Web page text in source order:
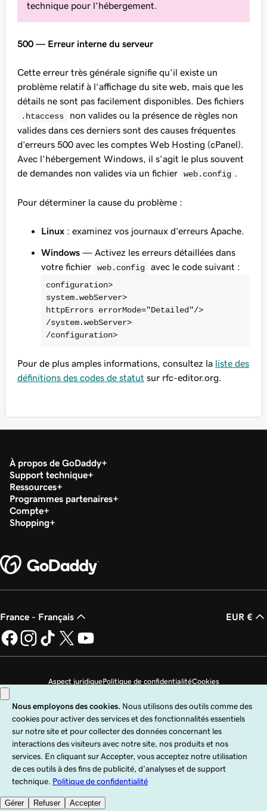
technique pour l’hébergement.
500 — Erreur interne du serveur
Cette erreur très générale signifie qu’il existe un
problème relatif à l’affichage du site web, mais que les
détails ne sont pas facilement disponibles. Des fichiers
.htaccess
non valides ou la présence de règles non
valides dans ces derniers sont des causes fréquentes
d’erreurs 500 avec les comptes Web Hosting (cPanel).
Avec l’hébergement Windows, il s’agit le plus souvent
de demandes non valides via un fichier
web.config
Pour déterminer la cause du problème :
Linux : examinez vos journaux d’erreurs Apache.
Windows — Activez les erreurs détaillées dans
votre fichier
web.config
avec le code suivant :
/configuration>
Pour de plus amples informations, consultez la liste des
définitions des codes de statut sur rfc-editor.org.
À propos de GoDaddy
Support technique
Ressources
Programmes partenaires
Compte
Shopping
France - Français EUR €
Aspect juridiquePolitique de confidentialitéCookies
Ne revendez pas mes informations personnelles
Copyright © 1999 - 2026 GoDaddy Operating Company, LLC. Tous droits
réservés. Le terme GoDaddy est une marque déposée de GoDaddy Operating
Company, LLC aux États-Unis et dans d’autres pays. Le logo « GO » est une
marque déposée de GoDaddy.com, LLC aux États-Unis.
Ce site est régi par des conditions d’utilisation expresses. En utilisant ce site,
vous indiquez accepter ces